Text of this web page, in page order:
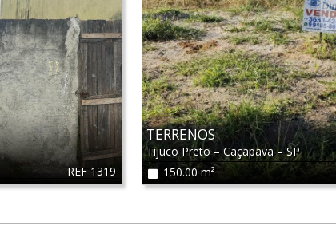
REF 1319
TERRENOS
Tijuco Preto–Caçapava–SP
150.00 m²